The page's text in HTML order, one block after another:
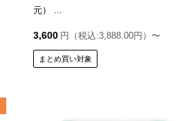
元） ...
3,600 円（税込:3,888.00円）〜
まとめ買い対象